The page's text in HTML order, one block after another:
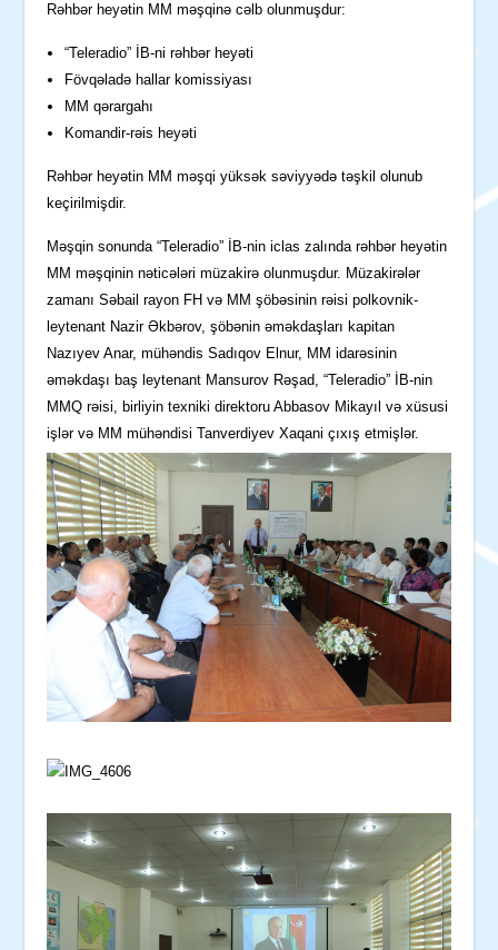
Rəhbər heyətin MM məşqinə cəlb olunmuşdur:
“Teleradio” İB-ni rəhbər heyəti
Fövqəladə hallar komissiyası
MM qərargahı
Komandir-rəis heyəti
Rəhbər heyətin MM məşqi yüksək səviyyədə təşkil olunub
keçirilmişdir.
Məşqin sonunda “Teleradio” İB-nin iclas zalında rəhbər heyətin
MM məşqinin nəticələri müzakirə olunmuşdur. Müzakirələr
zamanı Səbail rayon FH və MM şöbəsinin rəisi polkovnik-
leytenant Nazir Əkbərov, şöbənin əməkdaşları kapitan
Nazıyev Anar, mühəndis Sadıqov Elnur, MM idarəsinin
əməkdaşı baş leytenant Mansurov Rəşad, “Teleradio” İB-nin
MMQ rəisi, birliyin texniki direktoru Abbasov Mikayıl və xüsusi
işlər və MM mühəndisi Tanverdiyev Xaqani çıxış etmişlər.